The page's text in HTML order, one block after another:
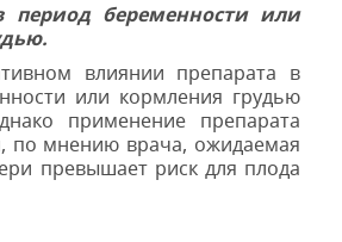
период беременности или
влиянии препарата в
или кормления грудью
применение препарата
по мнению врача, ожидаемая
превышает риск для плода